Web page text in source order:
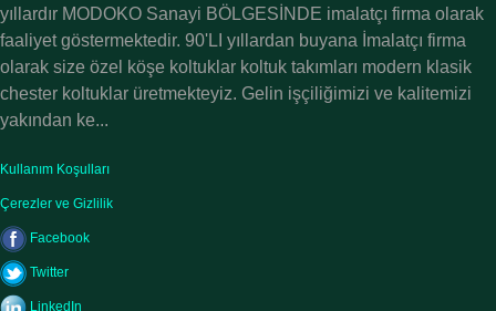
yıllardır MODOKO Sanayi BÖLGESİNDE imalatçı firma olarak
faaliyet göstermektedir. 90'LI yıllardan buyana İmalatçı firma
olarak size özel köşe koltuklar koltuk takımları modern klasik
chester koltuklar üretmekteyiz. Gelin işçiliğimizi ve kalitemizi
yakından ke...
Kullanım Koşulları
Çerezler ve Gizlilik
Facebook
Twitter
LinkedIn